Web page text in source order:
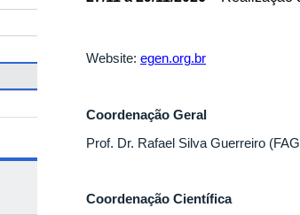
Website: egen.org.br
Coordenação Geral
Prof. Dr. Rafael Silva Guerreiro
Coordenação Científica